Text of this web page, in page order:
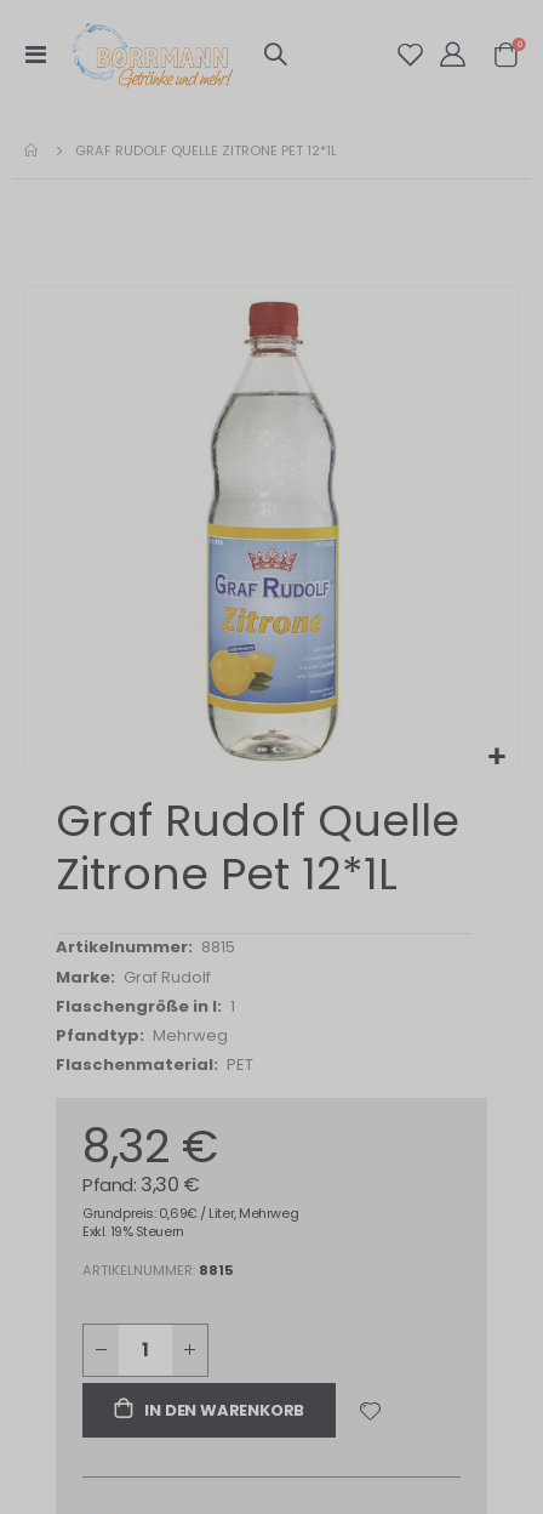
Navigation
umschalten
0
GRAF RUDOLF QUELLE ZITRONE PET 12*1L
Anfang
Bildergalerie
springen
Graf Rudolf Quelle
Zitrone Pet 12*1L
8815
Graf Rudolf
1
Mehrweg
PET
8,32 €
Grundpreis: 0,69€ / Liter, Mehrweg
3,30 €
Exkl. 19% Steuern
ARTIKELNUMMER 8815
IN DEN WARENKORB